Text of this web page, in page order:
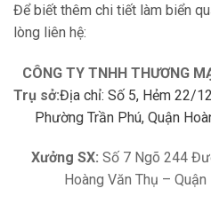
Để biết thêm chi tiết làm biển
lòng liên hệ:
CÔNG TY TNHH THƯƠNG
Trụ sở:Địa chỉ: Số 5, Hẻm 22/
Phường Trần Phú, Quận
Xưởng SX: Số 7 Ngõ 244
Hoàng Văn Thụ –